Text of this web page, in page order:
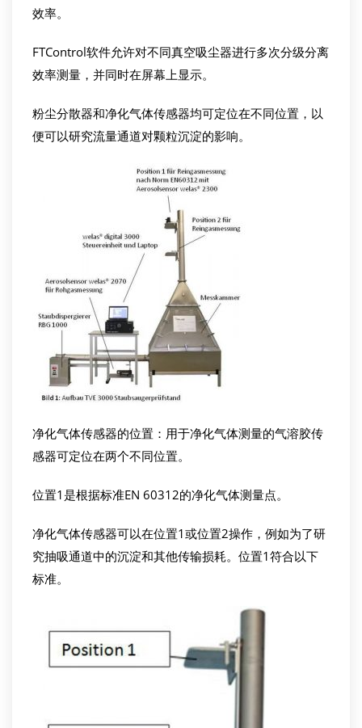
效率。
FTControl软件允许对不同真空吸尘器进行多次分级分离
效率测量，并同时在屏幕上显示。
粉尘分散器和净化气体传感器均可定位在不同位置，以
便可以研究流量通道对颗粒沉淀的影响。
净化气体传感器的位置：用于净化气体测量的气溶胶传
感器可定位在两个不同位置。
位置1是根据标准EN 60312的净化气体测量点。
净化气体传感器可以在位置1或位置2操作，例如为了研
究抽吸通道中的沉淀和其他传输损耗。位置1符合以下
标准。